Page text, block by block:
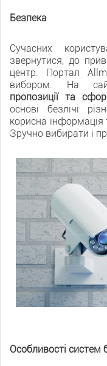
Безпека
Сучасних
звернутися, до
центр. Портал
вибором. На
пропозиції та
основі безлічі
корисна інформація
Зручно вибирати і
Особливості систем